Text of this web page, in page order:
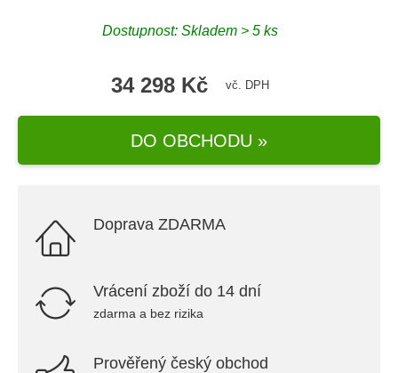
Dostupnost: Skladem > 5 ks
34 298 Kč vč. DPH
DO OBCHODU »
Doprava ZDARMA
Vrácení zboží do 14 dní
zdarma a bez rizika
Prověřený český obchod